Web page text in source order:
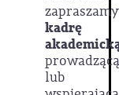
zapraszamy
kadrę
prowadzącą
lub